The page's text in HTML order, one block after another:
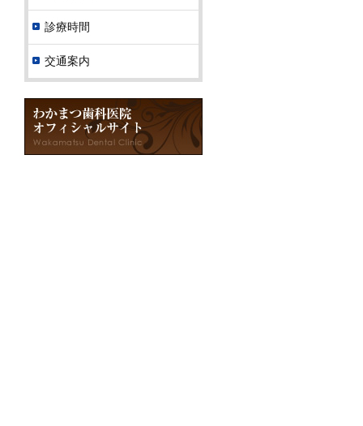
診療時間
交通案内